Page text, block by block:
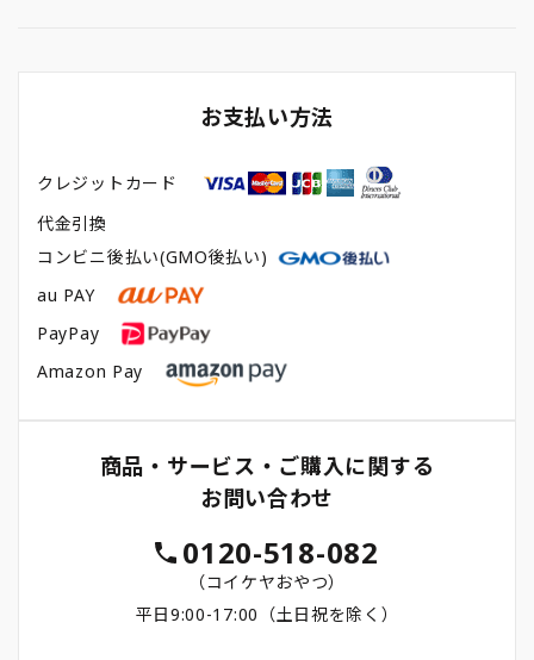
お支払い方法
クレジットカード
代金引換
コンビニ後払い(GMO後払い)
au PAY
PayPay
Amazon Pay
商品・サービス・ご購入に関する
お問い合わせ
0120-518-082
（コイケヤおやつ）
平日9:00-17:00（土日祝を除く）